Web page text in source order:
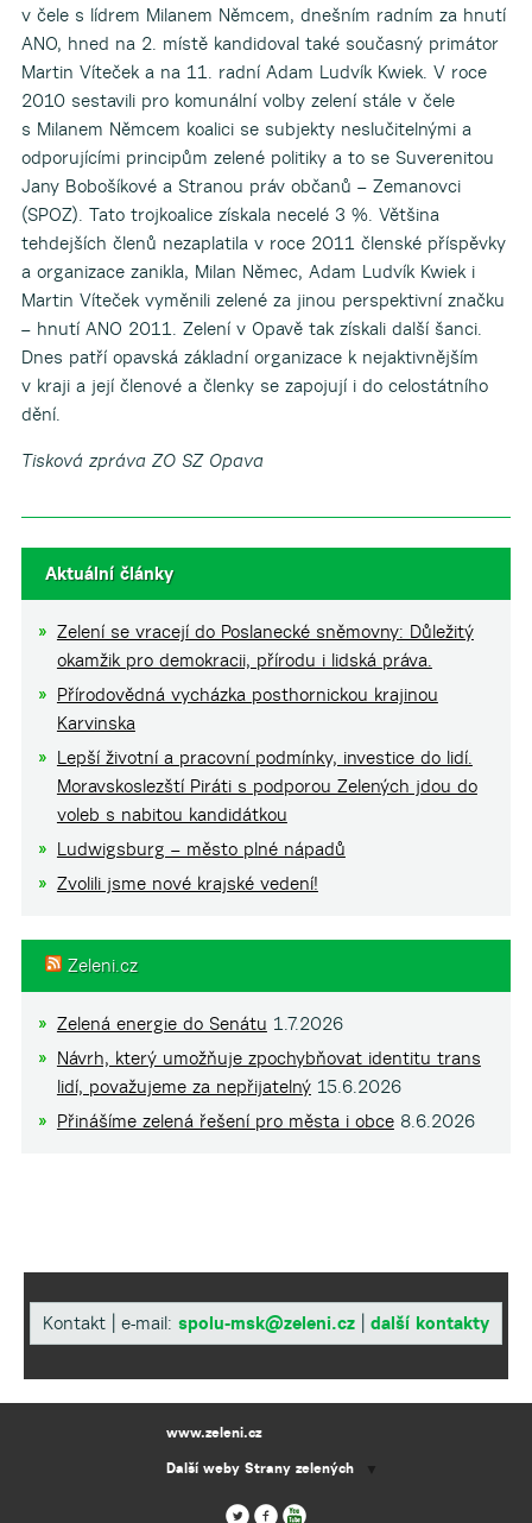
v čele s lídrem Milanem Němcem, dnešním radním za hnutí
ANO, hned na 2. místě kandidoval také současný primátor
Martin Víteček a na 11. radní Adam Ludvík Kwiek. V roce
2010 sestavili pro komunální volby zelení stále v čele
s Milanem Němcem koalici se subjekty neslučitelnými a
odporujícími principům zelené politiky a to se Suverenitou
Jany Bobošíkové a Stranou práv občanů – Zemanovci
(SPOZ). Tato trojkoalice získala necelé 3 %. Většina
tehdejších členů nezaplatila v roce 2011 členské příspěvky
a organizace zanikla, Milan Němec, Adam Ludvík Kwiek i
Martin Víteček vyměnili zelené za jinou perspektivní značku
– hnutí ANO 2011. Zelení v Opavě tak získali další šanci.
Dnes patří opavská základní organizace k nejaktivnějším
v kraji a její členové a členky se zapojují i do celostátního
dění.
Tisková zpráva ZO SZ Opava
Aktuální články
Zelení se vracejí do Poslanecké sněmovny: Důležitý
okamžik pro demokracii, přírodu i lidská práva.
Přírodovědná vycházka posthornickou krajinou
Karvinska
Lepší životní a pracovní podmínky, investice do lidí.
Moravskoslezští Piráti s podporou Zelených jdou do
voleb s nabitou kandidátkou
Ludwigsburg – město plné nápadů
Zvolili jsme nové krajské vedení!
Zeleni.cz
Zelená energie do Senátu 1.7.2026
Návrh, který umožňuje zpochybňovat identitu trans
lidí, považujeme za nepřijatelný 15.6.2026
Přinášíme zelená řešení pro města i obce 8.6.2026
Kontakt | e-mail: spolu-msk@zeleni.cz další kontakty
www.zeleni.cz
Další weby Strany zelených
▼